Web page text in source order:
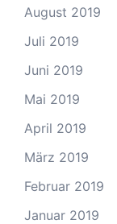
August 2019
Juli 2019
Juni 2019
Mai 2019
April 2019
März 2019
Februar 2019
Januar 2019